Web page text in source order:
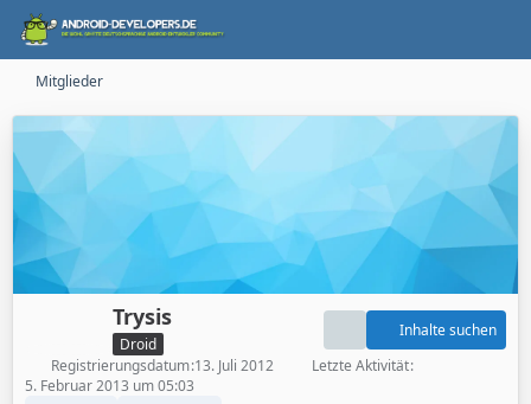
Mitglieder
Trysis
Droid
Inhalte suchen
Registrierungsdatum 13. Juli 2012
Letzte Aktivität
5. Februar 2013 um 05:03